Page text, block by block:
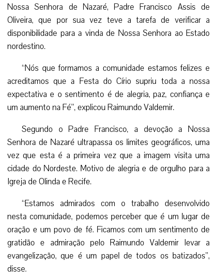
Nossa Senhora de Nazaré, Padre Francisco Assis de
Oliveira, que por sua vez teve a tarefa de verificar a
disponibilidade para a vinda de Nossa Senhora ao Estado
nordestino.
“Nós que formamos a comunidade estamos felizes e
acreditamos que a Festa do Círio supriu toda a nossa
expectativa e o sentimento é de alegria, paz, confiança e
um aumento na Fé”, explicou Raimundo Valdemir.
Segundo o Padre Francisco, a devoção a Nossa
Senhora de Nazaré ultrapassa os limites geográficos, uma
vez que esta é a primeira vez que a imagem visita uma
cidade do Nordeste. Motivo de alegria e de orgulho para a
Igreja de Olinda e Recife.
“Estamos admirados com o trabalho desenvolvido
nesta comunidade, podemos perceber que é um lugar de
oração e um povo de fé. Ficamos com um sentimento de
gratidão e admiração pelo Raimundo Valdemir levar a
evangelização, que é um papel de todos os batizados”,
disse.